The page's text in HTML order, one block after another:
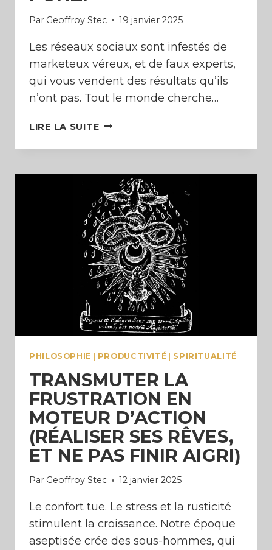
Par Geoffroy Stec 19 janvier 2025
Les réseaux sociaux sont infestés de
marketeux véreux, et de faux experts,
qui vous vendent des résultats qu’ils
n’ont pas. Tout le monde cherche…
LIRE LA SUITEL’INFOPRENARIAT
UNE
PONZI
PHILOSOPHIE PRODUCTIVITÉ SPIRITUALITÉ
TRANSMUTER LA
FRUSTRATION EN
MOTEUR D’ACTION
(RÉALISER SES RÊVES,
ET NE PAS FINIR AIGRI)
Par Geoffroy Stec 12 janvier 2025
Le confort tue. Le stress et la rusticité
stimulent la croissance. Notre époque
aseptisée crée des sous-hommes, qui